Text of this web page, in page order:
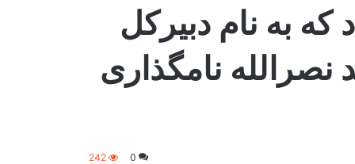
که به نام دبیرکل
نصرالله نامگذاری
0
242